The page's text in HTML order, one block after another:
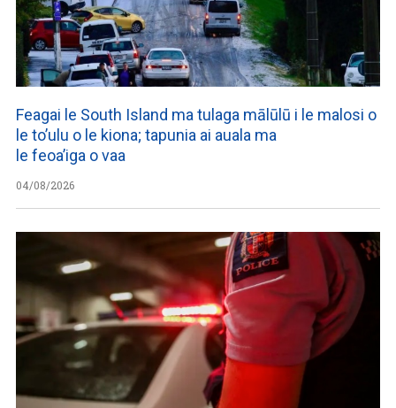
Feagai le South Island ma tulaga mālūlū i le malosi o
le to’ulu o le kiona; tapunia ai auala ma
le feoa’iga o vaa
04/08/2026